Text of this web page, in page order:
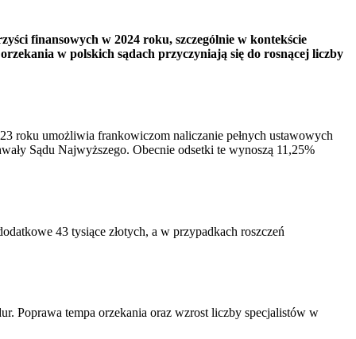
finansowych w 2024 roku, szczególnie w kontekście
w polskich sądach przyczyniają się do rosnącej liczby
roku umożliwia frankowiczom naliczanie pełnych ustawowych
Sądu Najwyższego​. Obecnie odsetki te wynoszą 11,25%
43 tysiące złotych, a w przypadkach roszczeń
Poprawa tempa orzekania oraz wzrost liczby specjalistów w